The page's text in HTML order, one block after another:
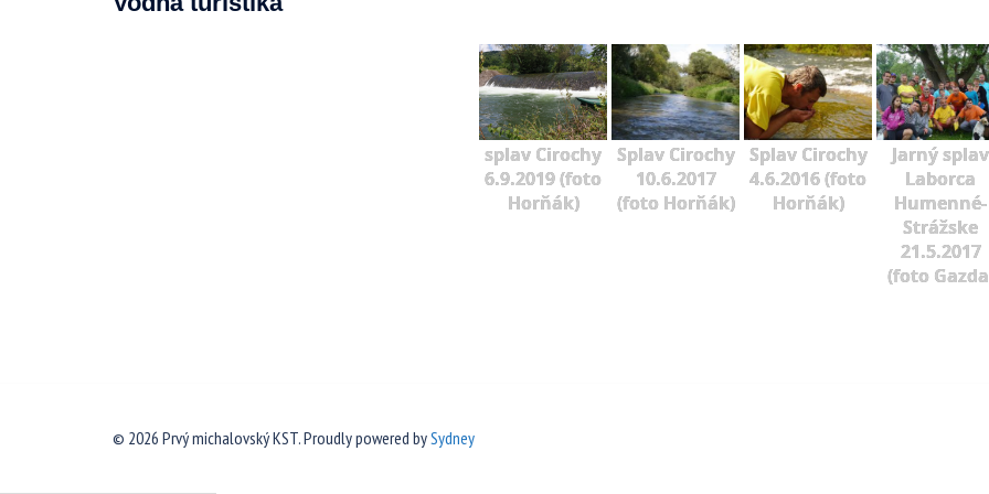
splav Cirochy
6.9.2019 (foto
Horňák)
Splav Cirochy
10.6.2017
(foto Horňák)
Splav Cirochy
4.6.2016 (foto
Horňák)
Jarný splav
Laborca
Humenné-
Strážske
21.5.2017
(foto
© 2026 Prvý michalovský KST. Proudly powered bySydney